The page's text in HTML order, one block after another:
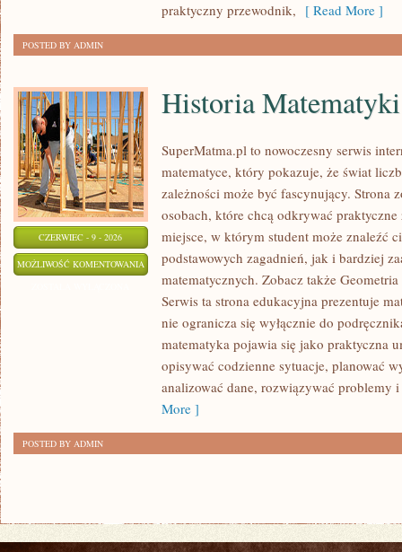
praktyczny przewodnik, [ Read More ]
POSTED BY ADMIN
CZERWIEC - 9 - 2026
MOŻLIWOŚĆ KOMENTOWANIA HISTORIA
MATEMATYKI
Historia Matematyki
SuperMatma.pl to nowoczesny serwis
matematyce, który pokazuje, że świat
zależności może być fascynujący. Strona
osobach, które chcą odkrywać
miejsce, w którym student może znaleźć
podstawowych zagadnień, jak i bardziej
matematycznych. Zobacz także
Serwis ta strona edukacyjna prezentuje
nie ogranicza się wyłącznie do
matematyka pojawia się jako praktyczna
opisywać codzienne sytuacje, planować
analizować dane, rozwiązywać problemy
More ]
POSTED BY ADMIN